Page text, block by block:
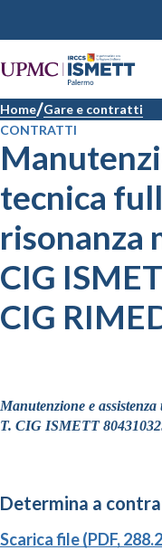
Home Gare e contratti
CONTRATTI
tecnica
risonanza
CIG
CIG
Manutenzione e
T. CIG ISMETT
Determina a
Scarica file (PDF,